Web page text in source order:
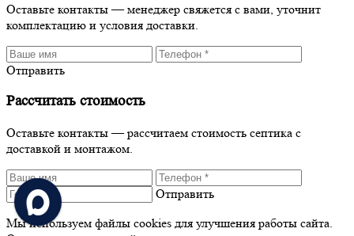
Оставьте контакты — менеджер свяжется с вами, уточнит
комплектацию и условия доставки.
Отправить
Рассчитать стоимость
Оставьте контакты — рассчитаем стоимость септика с
доставкой и монтажом.
Отправить
Мы используем файлы cookies для улучшения работы сайта.